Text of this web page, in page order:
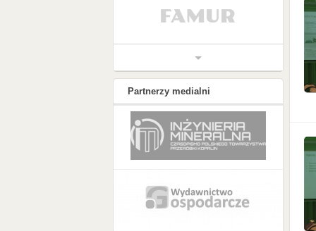
Partnerzy medialni